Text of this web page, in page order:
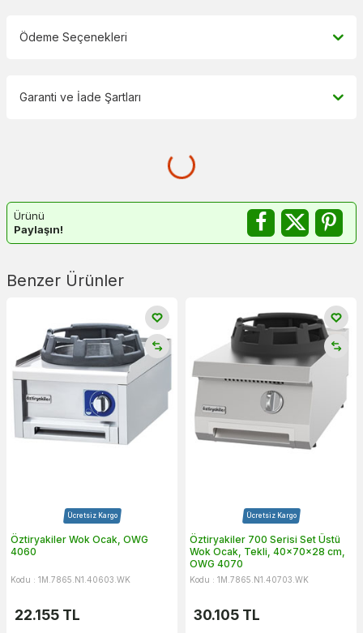
Ödeme Seçenekleri
Garanti ve İade Şartları
Ürünü
Paylaşın!
Benzer Ürünler
Ücretsiz Kargo
Öztiryakiler Wok Ocak, OWG
4060
Kodu : 1M.7865.N1.40603.WK
22.155 TL
Ücretsiz Kargo
Öztiryakiler 700 Serisi Set Üstü
Wok Ocak, Tekli, 40x70x28 cm,
OWG 4070
Kodu : 1M.7865.N1.40703.WK
30.105 TL